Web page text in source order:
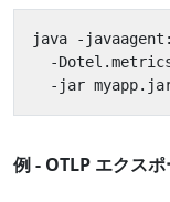
java -
-
例 - OTLP エクス